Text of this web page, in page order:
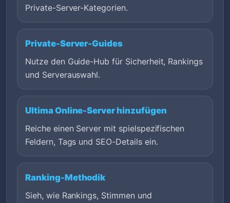
Private-Server-Kategorien.
Private-Server-Guides
Nutze den Guide-Hub für Sicherheit, Rankings
und Serverauswahl.
Ultima Online-Server hinzufügen
Reiche einen Server mit spielspezifischen
Feldern, Tags und SEO-Details ein.
Ranking-Methodik
Sieh, wie Rankings, Stimmen und